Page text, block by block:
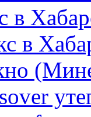
в
в